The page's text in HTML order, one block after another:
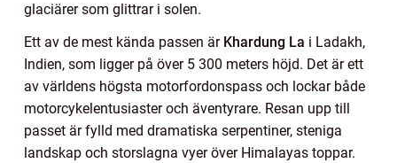
glaciärer som glittrar i solen.
Ett av de mest kända passen är Khardung La i Ladakh,
Indien, som ligger på över 5 300 meters höjd. Det är ett
av världens högsta motorfordonspass och lockar både
motorcykelentusiaster och äventyrare. Resan upp till
passet är fylld med dramatiska serpentiner, steniga
landskap och storslagna vyer över Himalayas toppar.